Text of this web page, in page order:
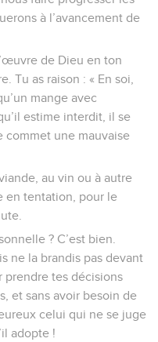
à l’avancement de
de Dieu en ton
Tu as raison : « En soi,
mange avec
estime interdit, il se
commet une mauvaise
au vin ou à autre
en tentation, pour le
? C’est bien.
ne la brandis pas devant
prendre tes décisions
et sans avoir besoin de
celui qui ne se juge
adopte !